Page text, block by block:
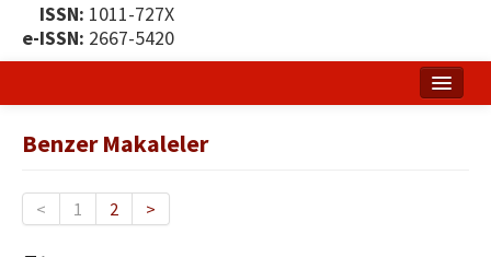
ISSN: 1011-727X
e-ISSN: 2667-5420
Yayın Politikası
Dergi Kurulları
Benzer Makaleler
< 1 2 >